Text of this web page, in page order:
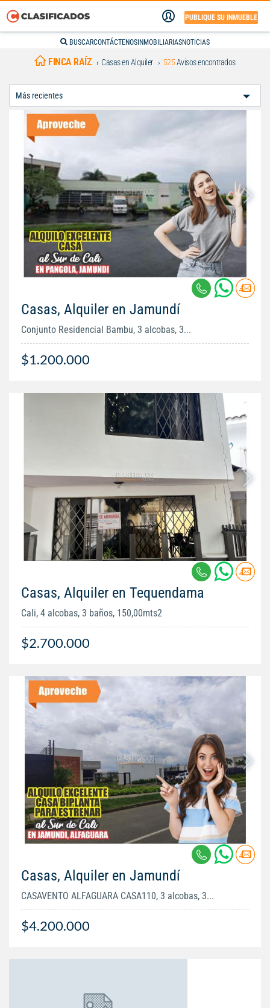
PUBLIQUE SU INMUEBLE
BUSCARCONTÁCTENOS INMOBILIARIASNOTICIAS
FINCA RAÍZ Casas en Alquiler 525Avisos encontrados
Casas, Alquiler en Jamundí
Conjunto Residencial Bambu, 3 alcobas, 3...
$1.200.000
Casas, Alquiler en Tequendama
Cali, 4 alcobas, 3 baños, 150,00mts2
$2.700.000
Casas, Alquiler en Jamundí
CASAVENTO ALFAGUARA CASA110, 3 alcobas, 3...
$4.200.000